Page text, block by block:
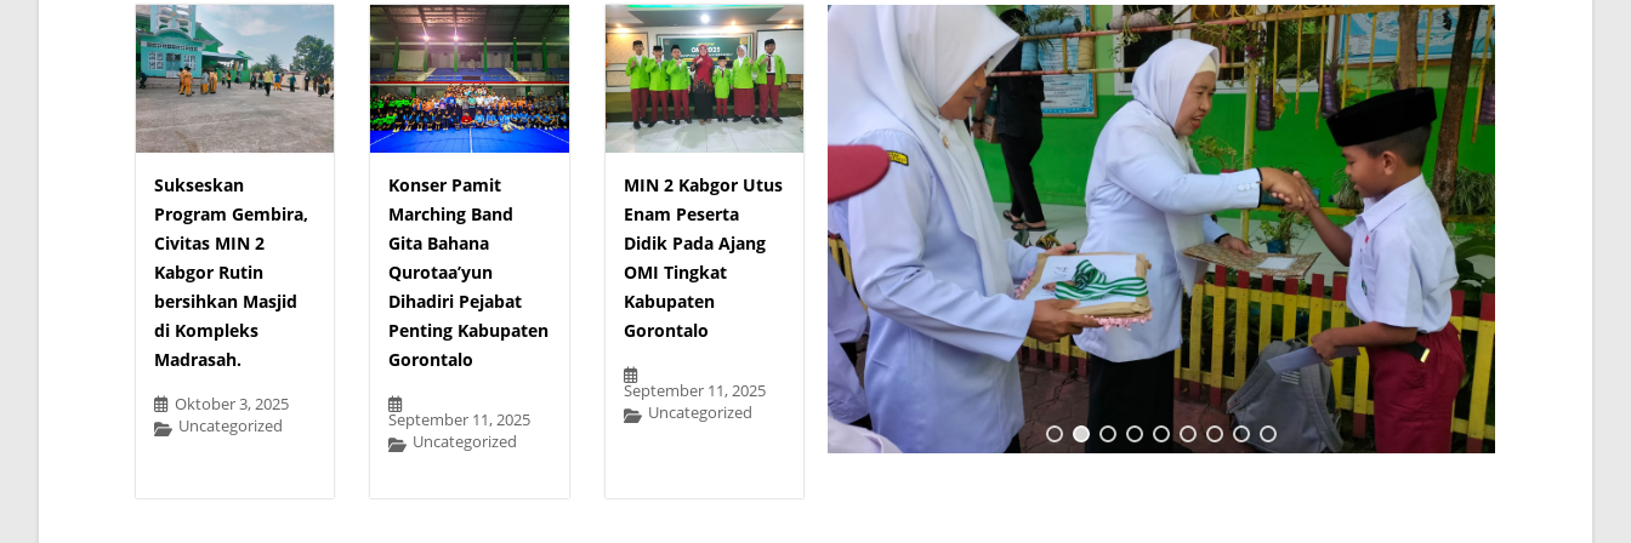
Sukseskan
Program Gembira,
Civitas MIN 2
Kabgor Rutin
bersihkan Masjid
di Kompleks
Madrasah.
Oktober 3, 2025
Uncategorized
Konser Pamit
Marching Band
Gita Bahana
Qurotaa’yun
Dihadiri Pejabat
Penting Kabupaten
Gorontalo
September 11, 2025
Uncategorized
MIN 2 Kabgor Utus
Enam Peserta
Didik Pada Ajang
OMI Tingkat
Kabupaten
Gorontalo
September 11, 2025
Uncategorized